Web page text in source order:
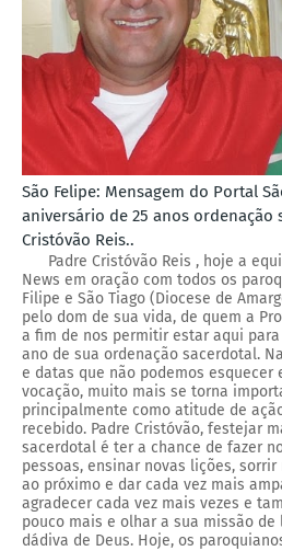
São Felipe: Mensagem do Portal
aniversário de 25 anos ordenação
Cristóvão Reis..
Padre Cristóvão Reis , hoje a
News em oração com todos os
Filipe e São Tiago (Diocese de
pelo dom de sua vida, de quem a
a fim de nos permitir estar aqui
ano de sua ordenação sacerdotal.
e datas que não podemos esquecer
vocação, muito mais se torna
principalmente como atitude de
recebido. Padre Cristóvão, festejar
sacerdotal é ter a chance de fazer
pessoas, ensinar novas lições,
ao próximo e dar cada vez mais
agradecer cada vez mais vezes e
pouco mais e olhar a sua missão
dádiva de Deus. Hoje, os